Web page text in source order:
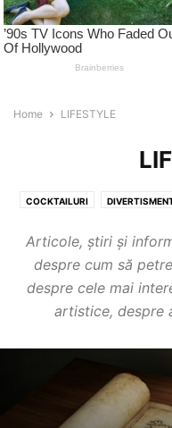
Home LIFESTYLE
COCKTAILURI
Articole, știri și
despre cum să
despre cele mai
artistice, despre